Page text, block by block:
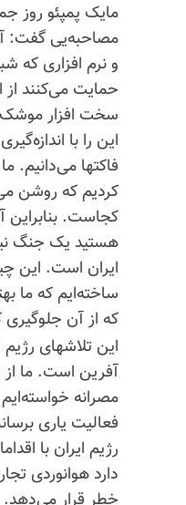
مصاحبه‌یی گفت:‌
و نرم افزاری که
حمایت می‌کنند از
سخت افزار موشک
این را با
فاکتها می‌دانیم.
کردیم که روشن
کجاست. بنابراین
هستید یک جنگ
ایران است. این
ساخته‌ایم که ما
که از آن جلوگیری
این تلاشهای
آفرین است. ما از
مصرانه خواسته‌ایم
فعالیت یاری
رژیم ایران با
دارد هوانوردی